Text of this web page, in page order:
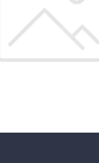
Lotion Argan 250ml